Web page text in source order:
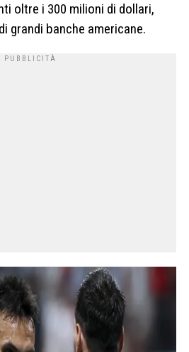
oltre i 300 milioni di dollari,
grandi banche americane.